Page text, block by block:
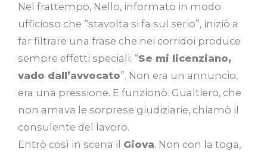
Nel frattempo, Nello, informato in modo
ufficioso che “stavolta si fa sul serio”, iniziò a
far filtrare una frase che nei corridoi produce
sempre effetti speciali: “Se mi licenziano,
vado dall’avvocato”. Non era un annuncio,
era una pressione. E funzionò: Gualtiero, che
non amava le sorprese giudiziarie, chiamò il
consulente del lavoro.
Entrò così in scena il Giova. Non con la toga,